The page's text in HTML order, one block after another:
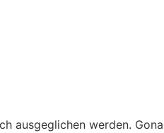
ausgeglichen werden.